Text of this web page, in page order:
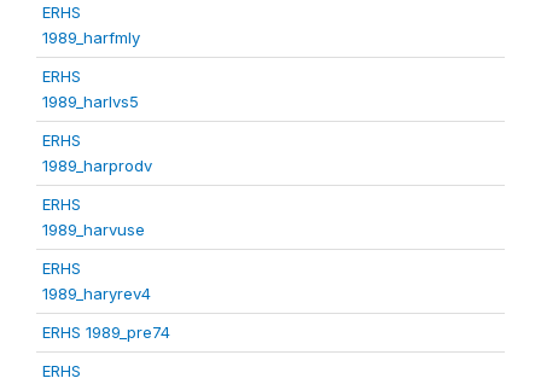
ERHS
1989_harfmly
ERHS
1989_harlvs5
ERHS
1989_harprodv
ERHS
1989_harvuse
ERHS
1989_haryrev4
ERHS 1989_pre74
ERHS